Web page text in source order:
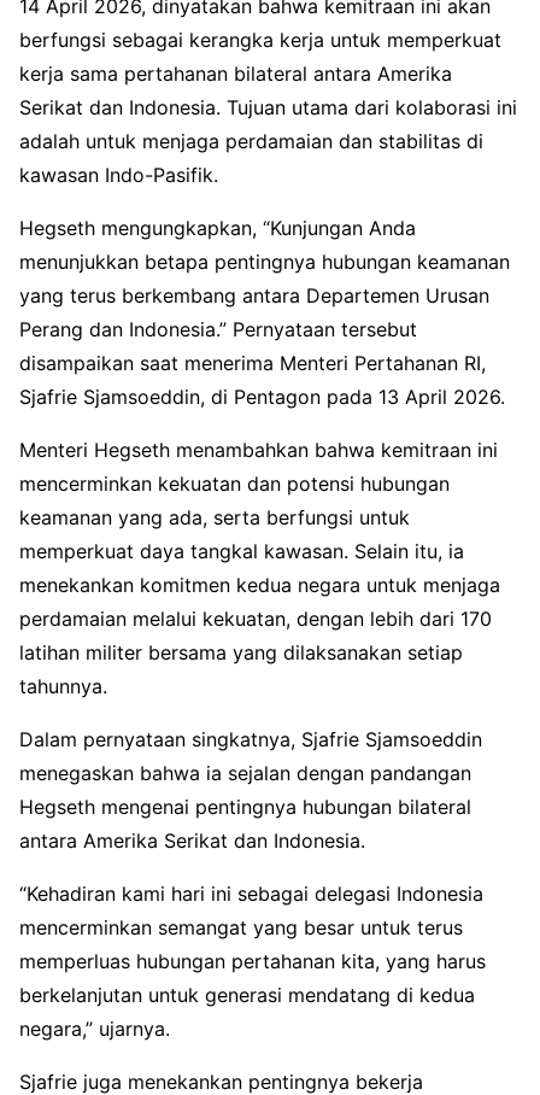
14 April 2026, dinyatakan bahwa kemitraan ini akan
berfungsi sebagai kerangka kerja untuk memperkuat
kerja sama pertahanan bilateral antara Amerika
Serikat dan Indonesia. Tujuan utama dari kolaborasi ini
adalah untuk menjaga perdamaian dan stabilitas di
kawasan Indo-Pasifik.
Hegseth mengungkapkan, “Kunjungan Anda
menunjukkan betapa pentingnya hubungan keamanan
yang terus berkembang antara Departemen Urusan
Perang dan Indonesia.” Pernyataan tersebut
disampaikan saat menerima Menteri Pertahanan RI,
Sjafrie Sjamsoeddin, di Pentagon pada 13 April 2026.
Menteri Hegseth menambahkan bahwa kemitraan ini
mencerminkan kekuatan dan potensi hubungan
keamanan yang ada, serta berfungsi untuk
memperkuat daya tangkal kawasan. Selain itu, ia
menekankan komitmen kedua negara untuk menjaga
perdamaian melalui kekuatan, dengan lebih dari 170
latihan militer bersama yang dilaksanakan setiap
tahunnya.
Dalam pernyataan singkatnya, Sjafrie Sjamsoeddin
menegaskan bahwa ia sejalan dengan pandangan
Hegseth mengenai pentingnya hubungan bilateral
antara Amerika Serikat dan Indonesia.
“Kehadiran kami hari ini sebagai delegasi Indonesia
mencerminkan semangat yang besar untuk terus
memperluas hubungan pertahanan kita, yang harus
berkelanjutan untuk generasi mendatang di kedua
negara,” ujarnya.
Sjafrie juga menekankan pentingnya bekerja